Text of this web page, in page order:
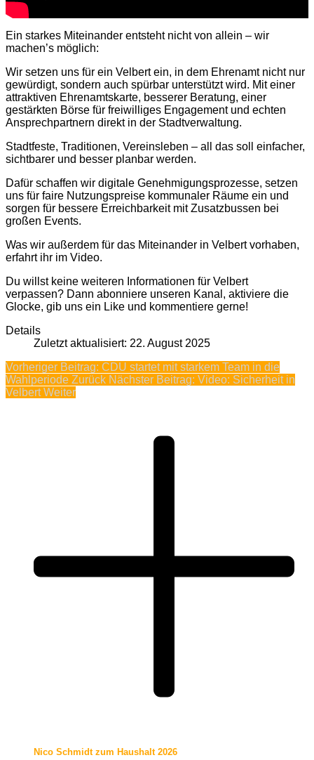
Ein starkes Miteinander entsteht nicht von allein – wir
machen’s möglich:
Wir setzen uns für ein Velbert ein, in dem Ehrenamt nicht nur
gewürdigt, sondern auch spürbar unterstützt wird. Mit einer
attraktiven Ehrenamtskarte, besserer Beratung, einer
gestärkten Börse für freiwilliges Engagement und echten
Ansprechpartnern direkt in der Stadtverwaltung.
Stadtfeste, Traditionen, Vereinsleben – all das soll einfacher,
sichtbarer und besser planbar werden.
Dafür schaffen wir digitale Genehmigungsprozesse, setzen
uns für faire Nutzungspreise kommunaler Räume ein und
sorgen für bessere Erreichbarkeit mit Zusatzbussen bei
großen Events.
Was wir außerdem für das Miteinander in Velbert vorhaben,
erfahrt ihr im Video.
Du willst keine weiteren Informationen für Velbert
verpassen? Dann abonniere unseren Kanal, aktiviere die
Glocke, gib uns ein Like und kommentiere gerne!
Details
Zuletzt aktualisiert: 22. August 2025
Vorheriger Beitrag: CDU startet mit starkem Team in die
Wahlperiode Zurück Nächster Beitrag: Video: Sicherheit in
VelbertWeiter
Nico Schmidt zum Haushalt 2026